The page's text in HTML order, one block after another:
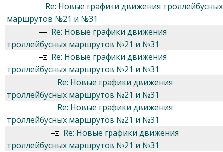
Re: Новые графики движения троллейбусных
маршрутов №21 и №31
Re: Новые графики движения
троллейбусных маршрутов №21 и №31
Re: Новые графики движения
троллейбусных маршрутов №21 и №31
Re: Новые графики движения
троллейбусных маршрутов №21 и №31
Re: Новые графики движения
троллейбусных маршрутов №21 и №31
Re: Новые графики движения
троллейбусных маршрутов №21 и №31